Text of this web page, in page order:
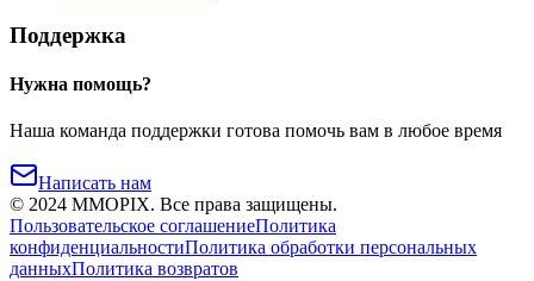
Поддержка
Нужна помощь?
Наша команда поддержки готова помочь вам в любое время
Написать нам
© 2024 MMOPIX. Все права защищены.
Пользовательское соглашениеПолитика
конфиденциальностиПолитика обработки персональных
данныхПолитика возвратов